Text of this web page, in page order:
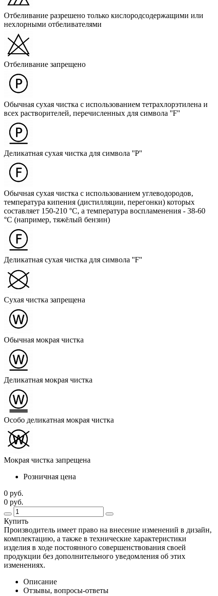
Отбеливание разрешено только кислородсодержащими или
нехлорными отбеливателями
Отбеливание запрещено
Обычная сухая чистка с использованием тетрахлорэтилена и
всех растворителей, перечисленных для символа ''F''
Деликатная сухая чистка для символа ''P''
Обычная сухая чистка с использованием углеводородов,
температура кипения (дистилляции, перегонки) которых
составляет 150-210 °C, а температура воспламенения - 38-60
°C (например, тяжёлый бензин)
Деликатная сухая чистка для символа ''F''
Сухая чистка запрещена
Обычная мокрая чистка
Деликатная мокрая чистка
Особо деликатная мокрая чистка
Мокрая чистка запрещена
Розничная цена
0 руб.
0 руб.
Купить
Производитель имеет право на внесение изменений в дизайн,
комплектацию, а также в технические характеристики
изделия в ходе постоянного совершенствования своей
продукции без дополнительного уведомления об этих
изменениях.
Описание
Отзывы, вопросы-ответы